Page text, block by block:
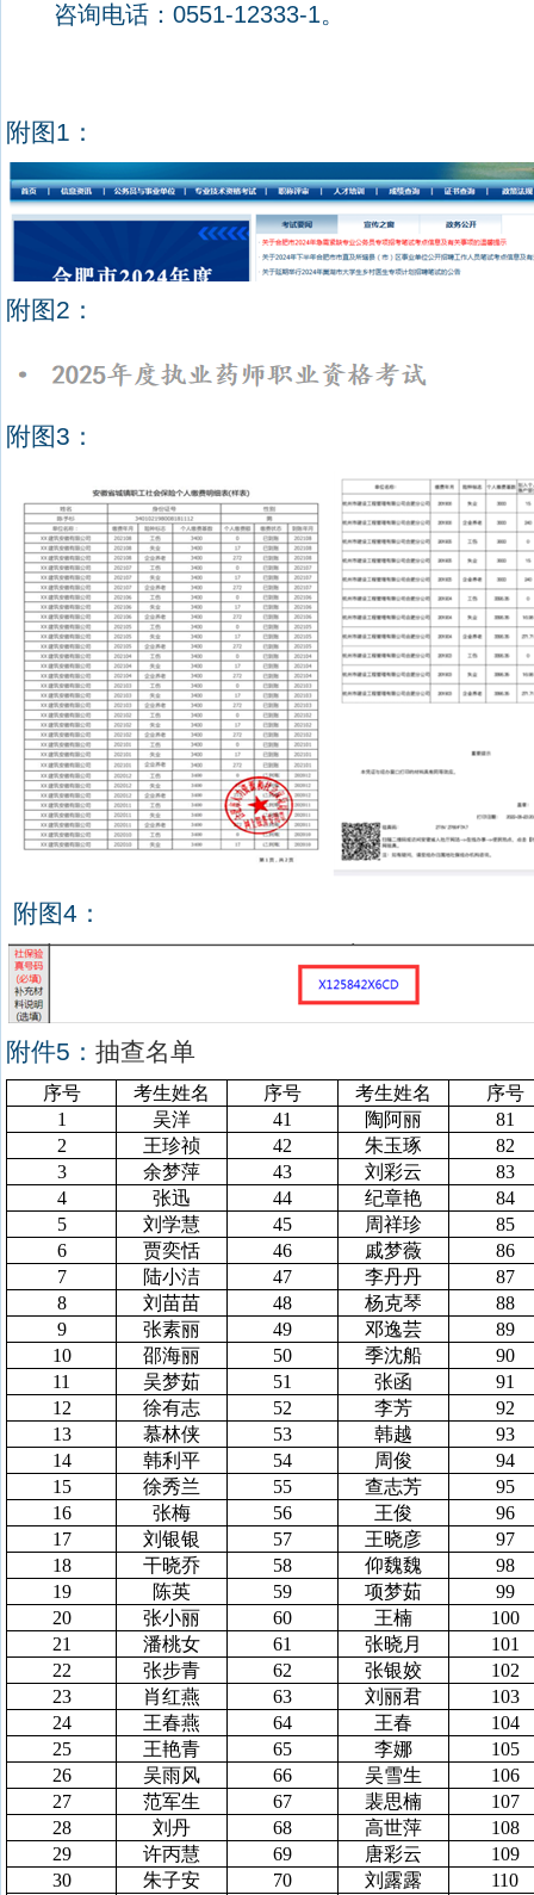
咨询电话： 0551-12333-1。
附图1 ：
附图2 ：
附图3 ：
附图4 ：
附件5 ： 抽查名单
序号 考生姓名 序号 考生姓名
序号
1
吴洋 41 陶阿丽
81
2
王珍祯 42 朱玉琢
82
3
余梦萍 43 刘彩云
83
4
张迅 44 纪章艳
84
5
刘学慧 45 周祥珍
85
6
贾奕恬 46 戚梦薇
86
7
陆小洁 47 李丹丹
87
8
刘苗苗 48 杨克琴
88
9
张素丽 49 邓逸芸
89
10
邵海丽 50 季沈船
90
11
吴梦茹 51 张函
91
12
徐有志 52 李芳
92
13
慕林侠 53 韩越
93
14
韩利平 54 周俊
94
15
徐秀兰 55 查志芳
95
16
张梅 56 王俊
96
17
刘银银 57 王晓彦
97
18
干晓乔 58 仰魏魏
98
19
陈英 59 项梦茹
99
20
张小丽 60 王楠
100
21
潘桃女 61 张晓月
101
22
张步青 62 张银姣
102
23
肖红燕 63 刘丽君
103
24
王春燕 64 王春
104
25
王艳青 65 李娜
105
26
吴雨风 66 吴雪生
106
27
范军生 67 裴思楠
107
28
刘丹 68 高世萍
108
29
许丙慧 69 唐彩云
109
30
朱子安 70 刘露露 110